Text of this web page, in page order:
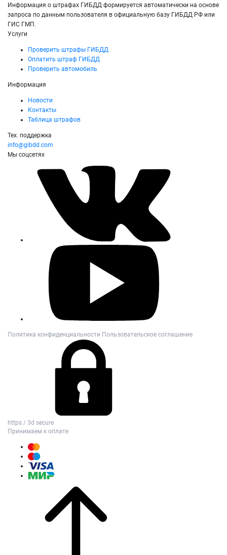
Информация о штрафах ГИБДД формируется автоматически на основе
запроса по данным пользователя в официальную базу ГИБДД РФ или
ГИС ГМП.
Услуги
Проверить штрафы ГИБДД
Оплатить штраф ГИБДД
Проверить автомобиль
Информация
Новости
Контакты
Таблица штрафов
Тех. поддержка
info@gibdd.com
Мы соцсетях
Политика конфиденциальности Пользовательское соглашение
https / 3d secure
Принимаем к оплате